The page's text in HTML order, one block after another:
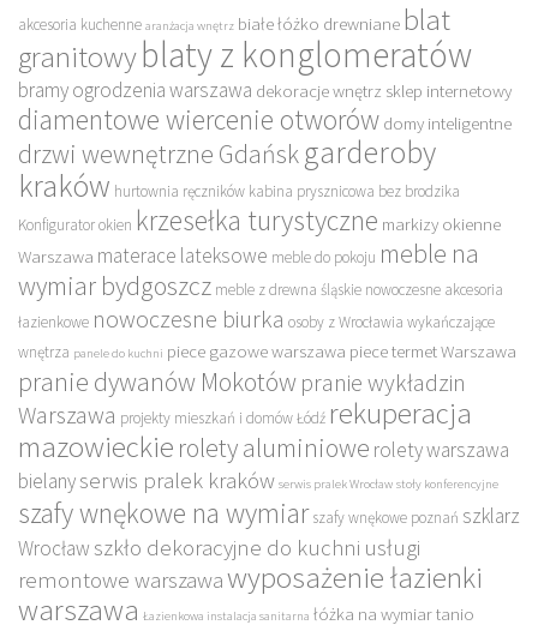
akcesoria kuchenne aranżacja wnętrz białe łóżko drewniane blat
granitowyblaty z konglomeratów
bramy ogrodzenia warszawa dekoracje wnętrz sklep internetowy
diamentowe wiercenie otworów domy inteligentne
drzwi wewnętrzne Gdańsk garderoby
kraków hurtownia ręczników kabina prysznicowa bez brodzika
Konfigurator okien krzesełka turystyczne markizy okienne
Warszawa materace lateksowe meble do pokoju meble na
wymiar bydgoszcz meble z drewna śląskie nowoczesne akcesoria
łazienkowe nowoczesne biurka osoby z Wrocławia wykańczające
wnętrza panele do kuchni piece gazowe warszawa piece termet Warszawa
pranie dywanów Mokotów pranie wykładzin
Warszawa projekty mieszkań i domów Łódź rekuperacja
mazowieckie rolety aluminiowe rolety warszawa
bielanyserwis pralek kraków serwis pralek Wrocław stoły konferencyjne
szafy wnękowe na wymiar szafy wnękowe poznań szklarz
Wrocław szkło dekoracyjne do kuchni usługi
remontowe warszawawyposażenie łazienki
warszawa Łazienkowa instalacja sanitarna łóżka na wymiar tanio